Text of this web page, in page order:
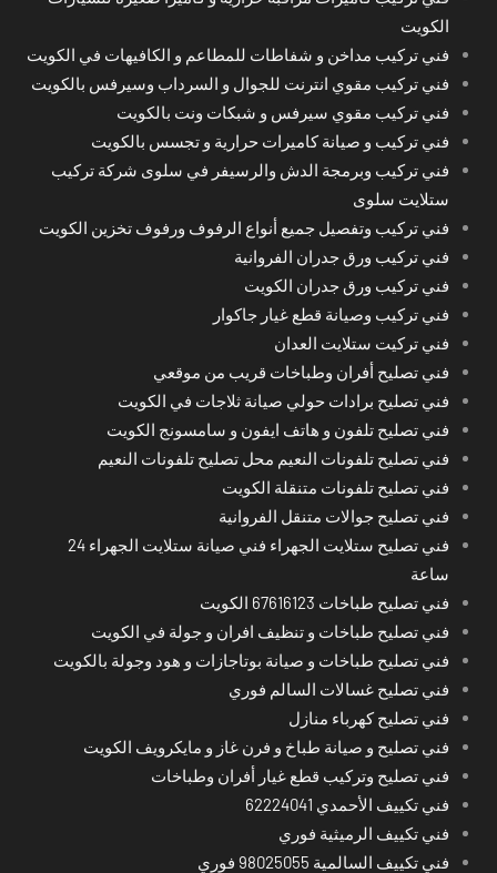
الكويت
فني تركيب مداخن و شفاطات للمطاعم و الكافيهات في الكويت
فني تركيب مقوي انترنت للجوال و السرداب وسيرفس بالكويت
فني تركيب مقوي سيرفس و شبكات ونت بالكويت
فني تركيب و صيانة كاميرات حرارية و تجسس بالكويت
فني تركيب وبرمجة الدش والرسيفر في سلوى شركة تركيب
ستلايت سلوى
فني تركيب وتفصيل جميع أنواع الرفوف ورفوف تخزين الكويت
فني تركيب ورق جدران الفروانية
فني تركيب ورق جدران الكويت
فني تركيب وصيانة قطع غيار جاكوار
فني تركيت ستلايت العدان
فني تصليح أفران وطباخات قريب من موقعي
فني تصليح برادات حولي صيانة ثلاجات في الكويت
فني تصليح تلفون و هاتف ايفون و سامسونج الكويت
فني تصليح تلفونات النعيم محل تصليح تلفونات النعيم
فني تصليح تلفونات متنقلة الكويت
فني تصليح جوالات متنقل الفروانية
فني تصليح ستلايت الجهراء فني صيانة ستلايت الجهراء 24
ساعة
فني تصليح طباخات 67616123 الكويت
فني تصليح طباخات و تنظيف افران و جولة في الكويت
فني تصليح طباخات و صيانة بوتاجازات و هود وجولة بالكويت
فني تصليح غسالات السالم فوري
فني تصليح كهرباء منازل
فني تصليح و صيانة طباخ و فرن غاز و مايكرويف الكويت
فني تصليح وتركيب قطع غيار أفران وطباخات
فني تكييف الأحمدي 62224041
فني تكييف الرميثية فوري
فني تكييف السالمية 98025055 فوري